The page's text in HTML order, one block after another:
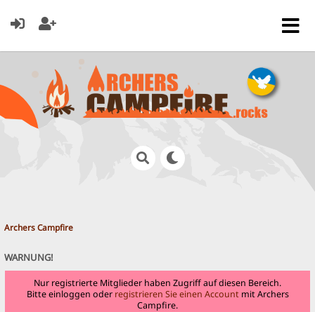
Archers Campfire
WARNUNG!
Nur registrierte Mitglieder haben Zugriff auf diesen Bereich.
Bitte einloggen oder registrieren Sie einen Accountmit Archers
Campfire.